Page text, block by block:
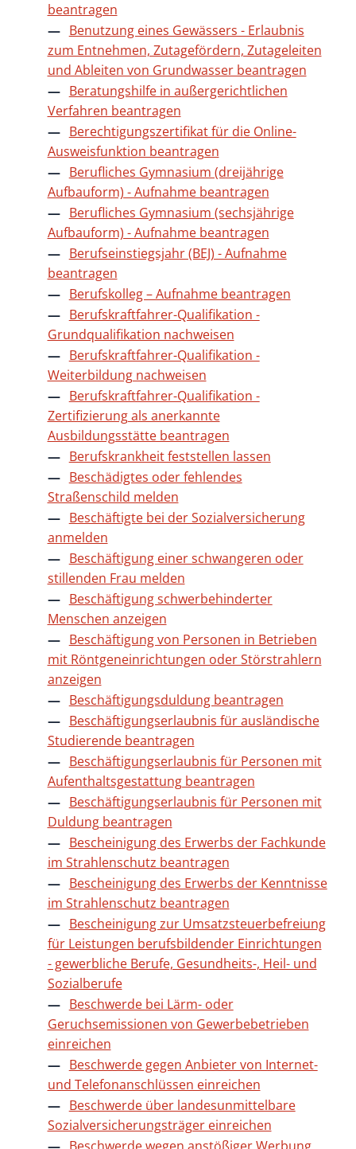
beantragen
Benutzung eines Gewässers - Erlaubnis
zum Entnehmen, Zutagefördern, Zutageleiten
und Ableiten von Grundwasser beantragen
Beratungshilfe in außergerichtlichen
Verfahren beantragen
Berechtigungszertifikat für die Online-
Ausweisfunktion beantragen
Berufliches Gymnasium (dreijährige
Aufbauform) - Aufnahme beantragen
Berufliches Gymnasium (sechsjährige
Aufbauform) - Aufnahme beantragen
Berufseinstiegsjahr (BEJ) - Aufnahme
beantragen
Berufskolleg – Aufnahme beantragen
Berufskraftfahrer-Qualifikation -
Grundqualifikation nachweisen
Berufskraftfahrer-Qualifikation -
Weiterbildung nachweisen
Berufskraftfahrer-Qualifikation -
Zertifizierung als anerkannte
Ausbildungsstätte beantragen
Berufskrankheit feststellen lassen
Beschädigtes oder fehlendes
Straßenschild melden
Beschäftigte bei der Sozialversicherung
anmelden
Beschäftigung einer schwangeren oder
stillenden Frau melden
Beschäftigung schwerbehinderter
Menschen anzeigen
Beschäftigung von Personen in Betrieben
mit Röntgeneinrichtungen oder Störstrahlern
anzeigen
Beschäftigungsduldung beantragen
Beschäftigungserlaubnis für ausländische
Studierende beantragen
Beschäftigungserlaubnis für Personen mit
Aufenthaltsgestattung beantragen
Beschäftigungserlaubnis für Personen mit
Duldung beantragen
Bescheinigung des Erwerbs der Fachkunde
im Strahlenschutz beantragen
Bescheinigung des Erwerbs der Kenntnisse
im Strahlenschutz beantragen
Bescheinigung zur Umsatzsteuerbefreiung
für Leistungen berufsbildender Einrichtungen
- gewerbliche Berufe, Gesundheits-, Heil- und
Sozialberufe
Beschwerde bei Lärm- oder
Geruchsemissionen von Gewerbebetrieben
einreichen
Beschwerde gegen Anbieter von Internet-
und Telefonanschlüssen einreichen
Beschwerde über landesunmittelbare
Sozialversicherungsträger einreichen